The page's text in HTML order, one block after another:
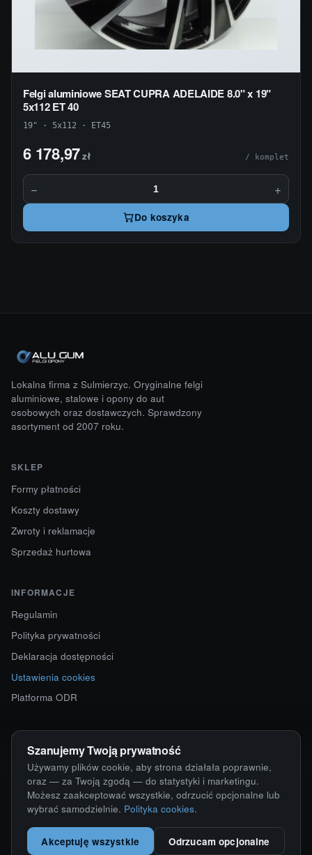
Felgi aluminiowe SEAT CUPRA ADELAIDE 8.0" x 19"
5x112 ET 40
19" · 5x112 · ET45
6 178,97zł / komplet
− +
Do koszyka
Lokalna firma z Sulmierzyc. Oryginalne felgi
aluminiowe, stalowe i opony do aut
osobowych oraz dostawczych. Sprawdzony
asortyment od 2007 roku.
SKLEP
Formy płatności
Koszty dostawy
Zwroty i reklamacje
Sprzedaż hurtowa
INFORMACJE
Regulamin
Polityka prywatności
Deklaracja dostępności
Ustawienia cookies
Platforma ODR
KONTAKT
ul. Starokościelna 12
63-750 Sulmierzyce
792 171 171 · 791 110 055
alumy@alugum.pl
Szanujemy Twoją prywatność
Używamy plików cookie, aby strona działała poprawnie,
oraz — za Twoją zgodą — do statystyki i marketingu.
Możesz zaakceptować wszystkie, odrzucić opcjonalne lub
wybrać samodzielnie. Polityka cookies.
Akceptuję wszystkie Odrzucam opcjonalne